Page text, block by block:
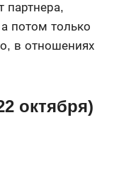
партнера,
потом только
в отношениях
октября)